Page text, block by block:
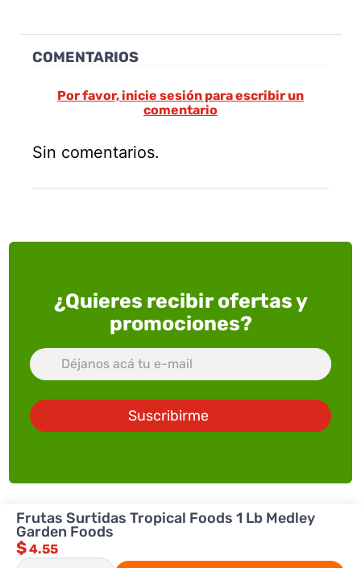
COMENTARIOS
Por favor, inicie sesión para escribir un
comentario
Sin comentarios.
¿Quieres recibir ofertas y
promociones?
Suscribirme
Frutas Surtidas Tropical Foods 1 Lb Medley
Garden Foods
$4.55
ACERCA DE SUPERXTRA
Quienes somos
SERVICIOS